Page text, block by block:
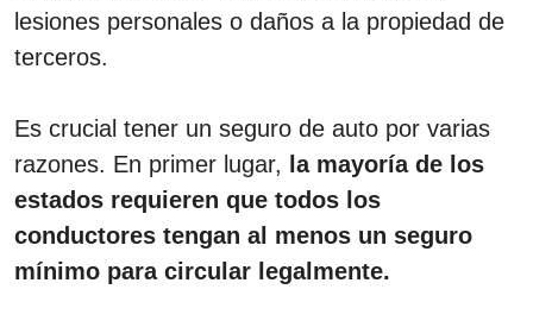
lesiones personales o daños a la propiedad de
terceros.
Es crucial tener un seguro de auto por varias
razones. En primer lugar, la mayoría de los
estados requieren que todos los
conductores tengan al menos un seguro
mínimo para circular legalmente.